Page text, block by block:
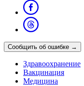
Сообщить об ошибке →
Здравоохранение
Вакцинация
Медицина